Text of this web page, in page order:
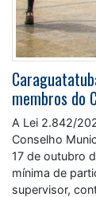
membros do
A Lei 2.842/
Conselho
17 de outubro
mínima de
supervisor,